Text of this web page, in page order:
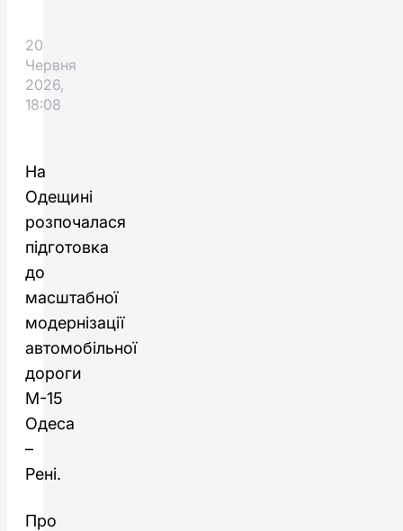
20
Червня
2026,
18:08
На
Одещині
розпочалася
підготовка
до
масштабної
модернізації
автомобільної
дороги
М-15
Одеса
–
Рені.
Про